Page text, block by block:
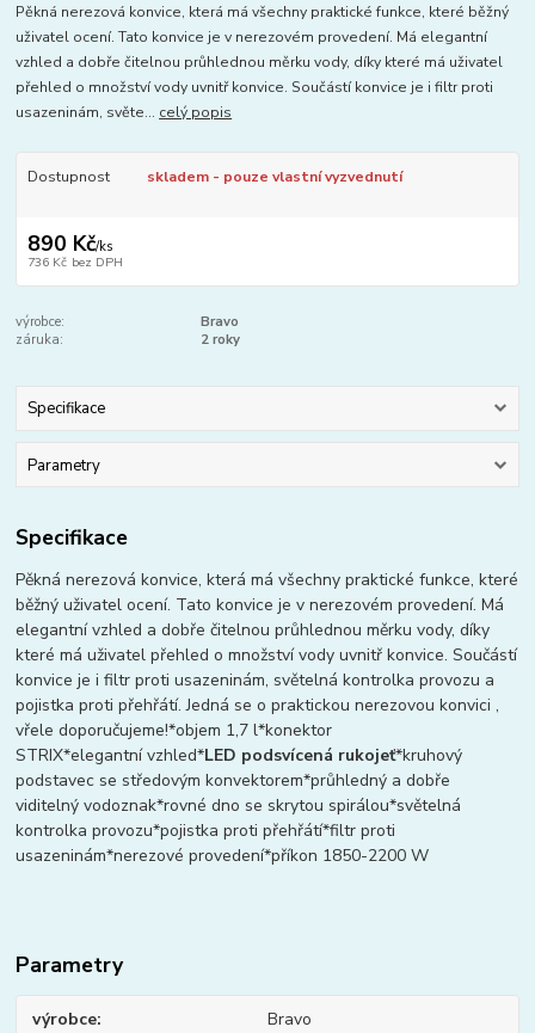
Pěkná nerezová konvice, která má všechny praktické funkce, které běžný
uživatel ocení. Tato konvice je v nerezovém provedení. Má elegantní
vzhled a dobře čitelnou průhlednou měrku vody, díky které má uživatel
přehled o množství vody uvnitř konvice. Součástí konvice je i filtr proti
usazeninám, světe... celý popis
Dostupnost skladem - pouze vlastní vyzvednutí
890 Kč/ks
736 Kč bez DPH
výrobce:
Bravo
záruka:
2 roky
Specifikace
Parametry
Specifikace
Pěkná nerezová konvice, která má všechny praktické funkce, které
běžný uživatel ocení. Tato konvice je v nerezovém provedení. Má
elegantní vzhled a dobře čitelnou průhlednou měrku vody, díky
které má uživatel přehled o množství vody uvnitř konvice. Součástí
konvice je i filtr proti usazeninám, světelná kontrolka provozu a
pojistka proti přehřátí. Jedná se o praktickou nerezovou konvici ,
vřele doporučujeme!*objem 1,7 l*konektor
STRIX*elegantní vzhled*LED podsvícená rukojeť*kruhový
podstavec se středovým konvektorem*průhledný a dobře
viditelný vodoznak*rovné dno se skrytou spirálou*světelná
kontrolka provozu*pojistka proti přehřátí*filtr proti
usazeninám*nerezové provedení*příkon 1850-2200 W
Parametry
výrobce Bravo